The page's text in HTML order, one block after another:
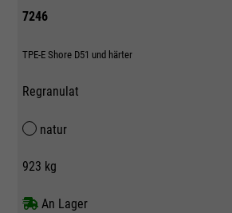
7246
TPE-E Shore D51 und härter
Regranulat
natur
923 kg
An Lager